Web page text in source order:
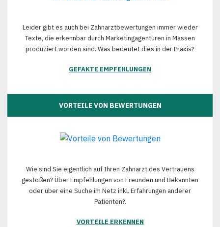
Leider gibt es auch bei Zahnarztbewertungen immer wieder
Texte, die erkennbar durch Marketingagenturen in Massen
produziert worden sind. Was bedeutet dies in der Praxis?
GEFAKTE EMPFEHLUNGEN
VORTEILE VON BEWERTUNGEN
Wie sind Sie eigentlich auf Ihren Zahnarzt des Vertrauens
gestoßen? Über Empfehlungen von Freunden und Bekannten
oder über eine Suche im Netz inkl. Erfahrungen anderer
Patienten?.
VORTEILE ERKENNEN